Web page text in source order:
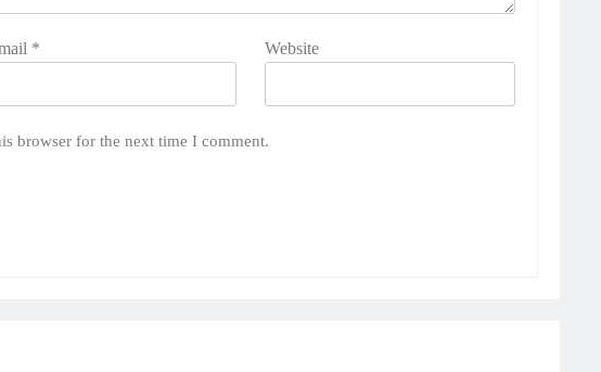
* Website
browser for the next time I comment.